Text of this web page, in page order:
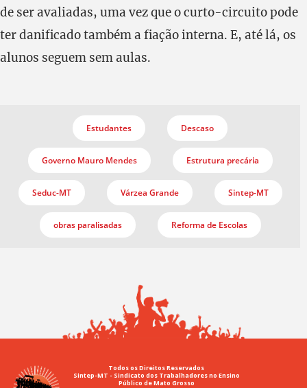
de ser avaliadas, uma vez que o curto-circuito pode
ter danificado também a fiação interna. E, até lá, os
alunos seguem sem aulas.
Estudantes Descaso
Governo Mauro Mendes Estrutura precária
Seduc-MT Várzea Grande Sintep-MT
obras paralisadas Reforma de Escolas
Todos os Direitos Reservados
Sintep-MT - Sindicato dos Trabalhadores no Ensino
Público de Mato Grosso